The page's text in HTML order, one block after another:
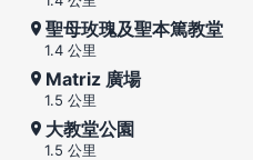
聖母玫瑰及聖本篤教堂
1.4 公里
Matriz 廣場
1.5 公里
大教堂公園
1.5 公里